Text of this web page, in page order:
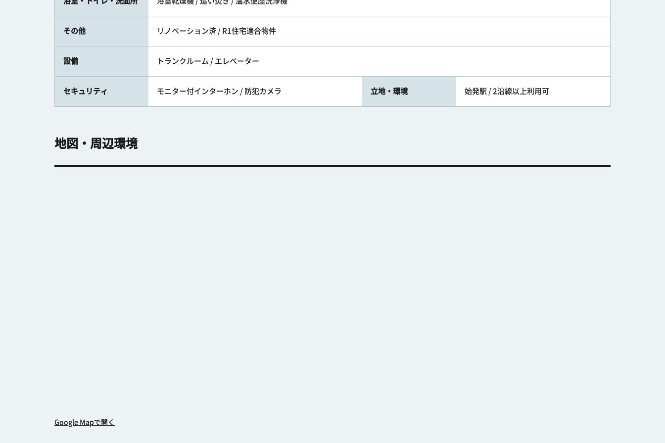
その他 リノベーション済 / R1住宅適合物件
設備 トランクルーム / エレベーター
セキュリティ モニター付インターホン / 防犯カメラ 立地・環境 始発駅 / 2沿線以上利用可
地図・周辺環境
Google Mapで開く